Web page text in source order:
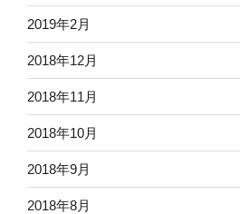
2019年2月
2018年12月
2018年11月
2018年10月
2018年9月
2018年8月